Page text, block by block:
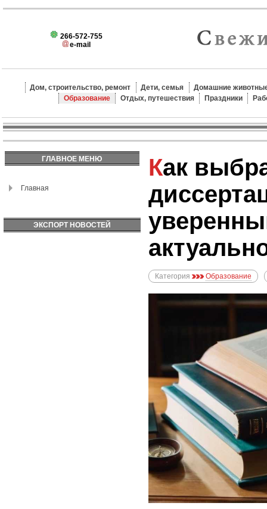
266-572-755
e-mail
Дом, строительство, ремонт Дети, семья
Домашние
Образование
Отдых, путешествия Праздники
ГЛАВНОЕ МЕНЮ
Главная
ЭКСПОРТ НОВОСТЕЙ
Как выбрать тему для
Категория Образование